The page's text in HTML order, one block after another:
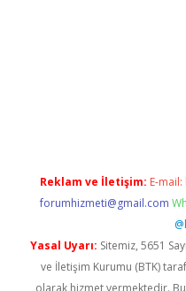
Reklam ve İletişim: E-mail:
forumhizmeti@gmail.com
Yasal Uyarı: Sitemiz, 5651
ve İletişim Kurumu (BTK)
olarak hizmet vermektedir.